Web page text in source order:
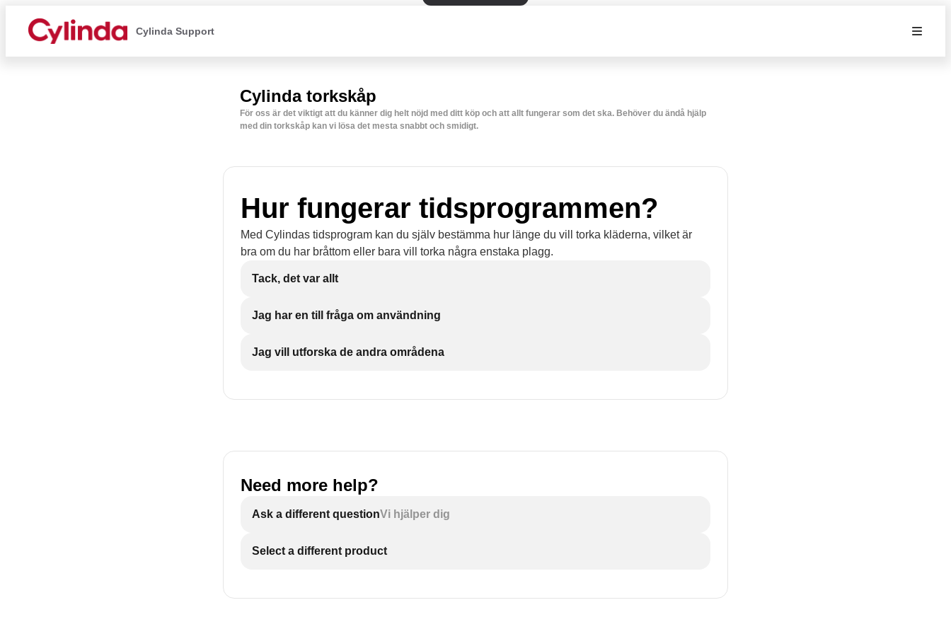
Cylinda Support
Cylinda torkskåp
För oss är det viktigt att du känner dig helt nöjd med ditt köp och att allt fungerar som det ska. Behöver du ändå hjälp
med din torkskåp kan vi lösa det mesta snabbt och smidigt.
Hur fungerar tidsprogrammen?
Med Cylindas tidsprogram kan du själv bestämma hur länge du vill torka kläderna, vilket är
bra om du har bråttom eller bara vill torka några enstaka plagg.
Tack, det var allt
Jag har en till fråga om användning
Jag vill utforska de andra områdena
Need more help?
Ask a different questionVi hjälper dig
Select a different product